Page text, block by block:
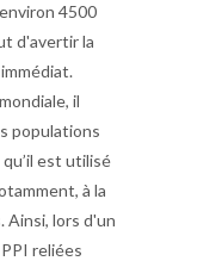
4500
d'avertir la
il
populations
est utilisé
à la
Ainsi, lors d'un
reliées